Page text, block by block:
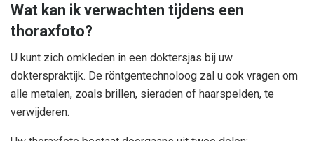
Wat kan ik verwachten tijdens een
thoraxfoto?
U kunt zich omkleden in een doktersjas bij uw
dokterspraktijk. De röntgentechnoloog zal u ook vragen om
alle metalen, zoals brillen, sieraden of haarspelden, te
verwijderen.